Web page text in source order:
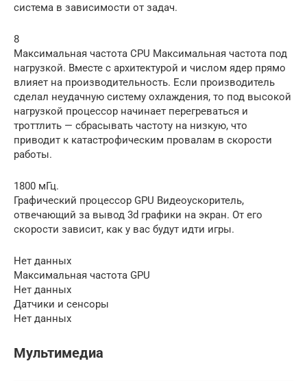
система в зависимости от задач.
8
Максимальная частота CPU Максимальная частота под
нагрузкой. Вместе с архитектурой и числом ядер прямо
влияет на производительность. Если производитель
сделал неудачную систему охлаждения, то под высокой
нагрузкой процессор начинает перегреваться и
троттлить — сбрасывать частоту на низкую, что
приводит к катастрофическим провалам в скорости
работы.
1800 мГц.
Графический процессор GPU Видеоускоритель,
отвечающий за вывод 3d графики на экран. От его
скорости зависит, как у вас будут идти игры.
Нет данных
Максимальная частота GPU
Нет данных
Датчики и сенсоры
Нет данных
Мультимедиа